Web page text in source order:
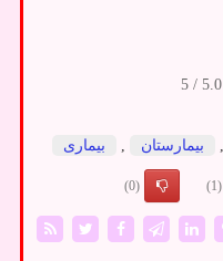
5.0
/ 5
بیمارستان بیماری
(1)
(0)